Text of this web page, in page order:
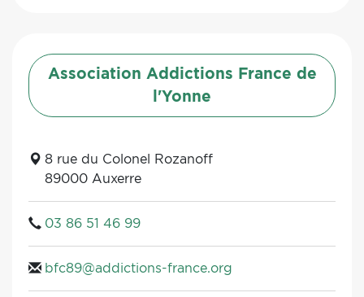
Association Addictions France de
l'Yonne
8 rue du Colonel Rozanoff
89000 Auxerre
03 86 51 46 99
bfc89@addictions-france.org